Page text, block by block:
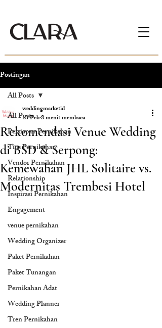
Postingan
All Posts
Persiapan Pernikahan
Tips Pernikahan
Vendor Pernikahan
Relationship
Inspirasi Pernikahan
Engagement
venue pernikahan
Wedding Organizer
Paket Pernikahan
Paket Tunangan
Pernikahan Adat
Wedding Planner
Tren Pernikahan
All Posts
Rekomendasi Venue Wedding
di BSD & Serpong:
Kemewahan JHL Solitaire vs.
Modernitas Trembesi Hotel
weddingmarketid
13 Feb8 menit membaca